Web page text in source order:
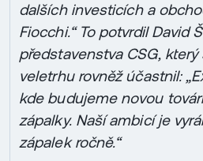
dalších investicích a
Fiocchi.“ To potvrdil David
představenstva CSG,
veletrhu rovněž účastnil:
kde budujeme novou
zápalky. Naší ambicí je
zápalek ročně.“